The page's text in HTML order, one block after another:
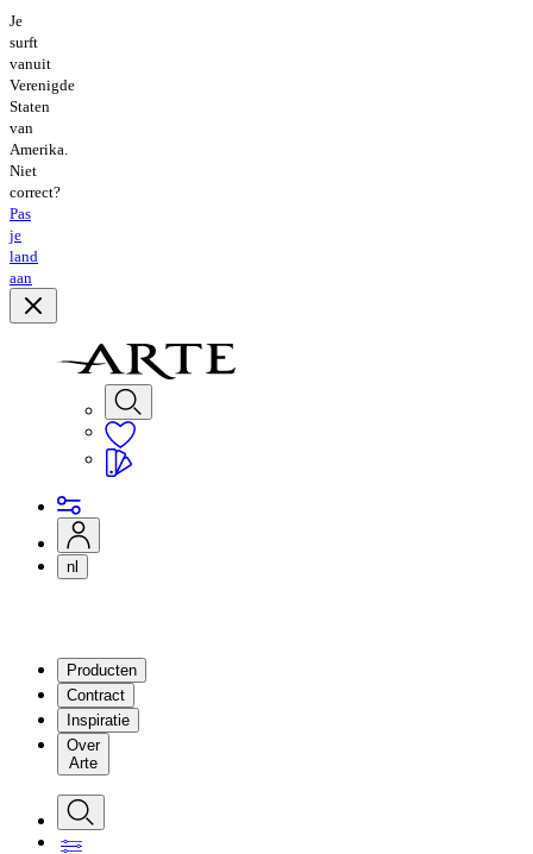
Je
surft
vanuit
Verenigde
Staten
van
Amerika.
Niet
correct?
Pas
je
land
aan
nl
Producten
Contract
Inspiratie
Over
Arte